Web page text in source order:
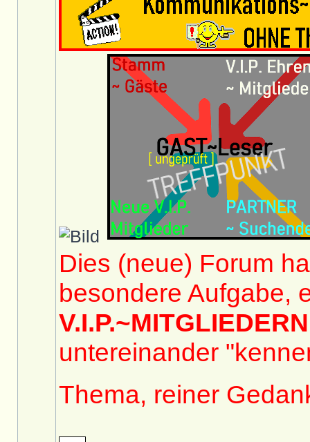
Dies (neue) Forum
besondere Aufgabe,
V.I.P.~MITGLIEDERN
untereinander
Thema, reiner